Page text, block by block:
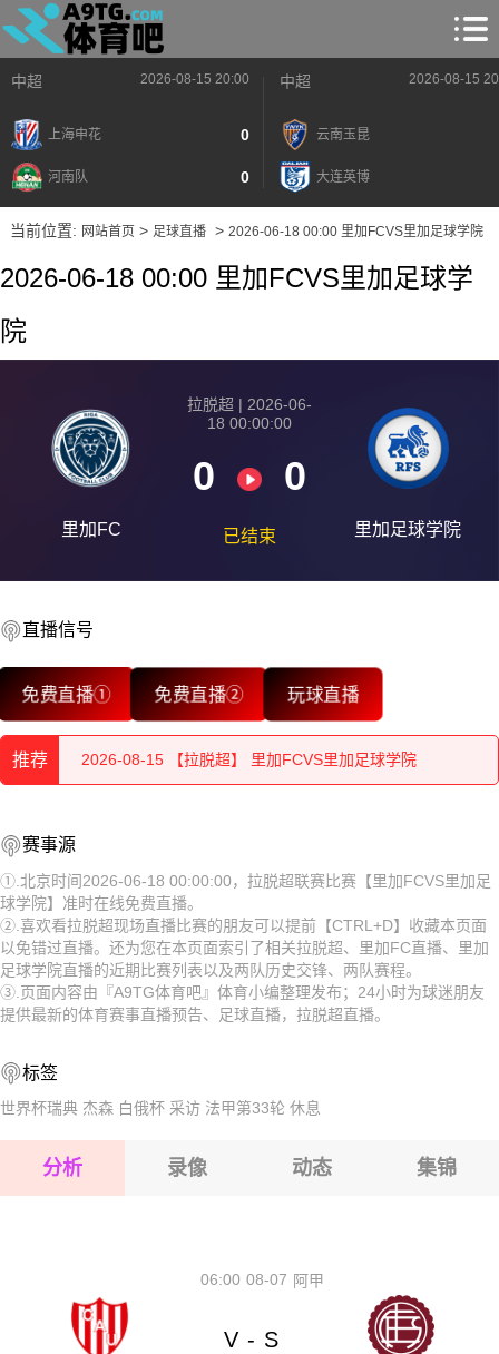
中超 2026-08-15 20:00
上海申花 0
河南队 0
中超 2026-08-15
云南玉昆
大连英博
当前位置: 网站首页> 足球直播> 2026-06-18 00:00 里加FCVS里加足球学院
2026-06-18 00:00 里加FCVS里加足球学
院
里加FC
拉脱超 | 2026-06-
18 00:00:00
0 0
已结束 里加足球学院
直播信号
免费直播① 免费直播② 玩球直播
推荐
2026-08-15 【拉脱超】 里加FCVS里加足球学院
2026-08-15 【拉脱超】 里加FCVS里加足球学院
2026-08-15 【拉脱超】 里加FCVS里加足球学院
2026-08-15 【拉脱超】 里加FCVS里加足球学院
2026-08-15 【拉脱超】 里加FCVS里加足球学院
2026-08-15 【拉脱超】 里加FCVS里加足球学院
2026-08-15 【拉脱超】 里加FCVS里加足球学院
2026-08-15 【拉脱超】 里加FCVS里加足球学院
2026-08-15 【拉脱超】 里加FCVS里加足球学院
2026-08-15 【拉脱超】 里加FCVS里加足球学院
赛事源
①.北京时间2026-06-18 00:00:00，拉脱超联赛比赛【里加FCVS里加足
球学院】准时在线免费直播。
②.喜欢看拉脱超现场直播比赛的朋友可以提前【CTRL+D】收藏本页面
以免错过直播。还为您在本页面索引了相关拉脱超、里加FC直播、里加
足球学院直播的近期比赛列表以及两队历史交锋、两队赛程。
③.页面内容由『A9TG体育吧』体育小编整理发布；24小时为球迷朋友
提供最新的体育赛事直播预告、足球直播，拉脱超直播。
标签
世界杯瑞典 杰森 白俄杯 采访 法甲第33轮 休息
分析 录像 动态 集锦
08-07
06:00 阿甲
V - S